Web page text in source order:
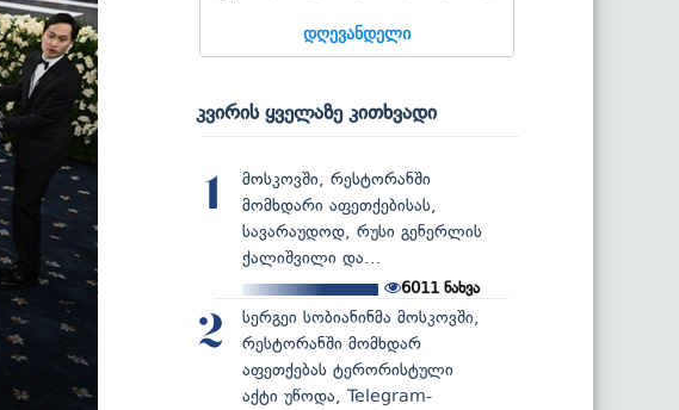
დღევანდელი
კვირის ყველაზე კითხვადი
1
მოსკოვში, რესტორანში
მომხდარი აფეთქებისას,
სავარაუდოდ, რუსი გენერლის
ქალიშვილი და...
6011 ნახვა
2
სერგეი სობიანინმა მოსკოვში,
რესტორანში მომხდარ
აფეთქებას ტერორისტული
აქტი უწოდა, Telegram-